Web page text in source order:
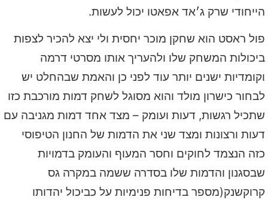
הייחודי שרק ג׳אד אפאטו יכול לעשות.
פול ראסט הוא שחקן מוכר יחסית ולי יצא להכיר לצפות
ביכולות המשחק שלו ולהעריך אותו מסרטי דרמה
וקומדיות ישנים יותר עוד לפני כן והאמת שבהחלט יש
לבחור כישרון מולד והוא מסוגל לשחק דמות מורכבת כזו
שתכיל רגשות, דעות ועומק – מצד אחד דמות מגניבה עם
דעות ורצונות ומצד שני את הדמות של החנון הטיפוסי
כזה הנצמד לחוקים וחסר המעוף והעומק בדמויות
שבסגנון והדמות שלו בסדרה ששמה במקרה גס
קרוקשנק(מספר בדיחות פנימיות על כביכול יהדותו